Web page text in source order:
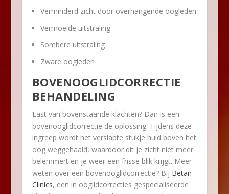
Verminderd zicht door overhangende oogleden
Vermoeide uitstraling
Sombere uitstraling
Zware oogleden
BOVENOOGLIDCORRECTIE
BEHANDELING
Last van bovenstaande klachten? Dan is een
bovenooglidcorrectie de oplossing. Tijdens deze
ingreep wordt het verslapte stukje huid boven het
oog weggehaald, waardoor dit je zicht niet meer
belemmert en je weer een frisse blik krijgt. Meer
weten over een bovenooglidcorrectie? Bij Betan
Clinics, een in ooglidcorrecties gespecialiseerde